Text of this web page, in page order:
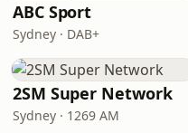
ABC Sport
Sydney · DAB+
2SM Super Network
Sydney · 1269 AM